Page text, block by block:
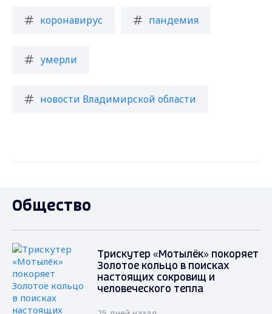
коронавирус пандемия
умерли
новости Владимирской области
Общество
Трискутер «Мотылёк» покоряет
Золотое кольцо в поисках
настоящих сокровищ и
человеческого тепла